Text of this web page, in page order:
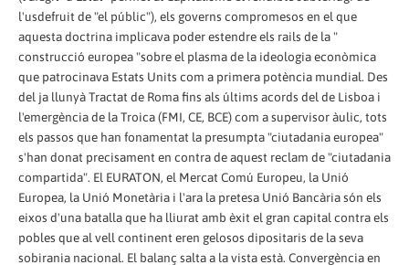
l'usdefruit de "el públic"), els governs compromesos en el que
aquesta doctrina implicava poder estendre els rails de la "
construcció europea "sobre el plasma de la ideologia econòmica
que patrocinava Estats Units com a primera potència mundial. Des
del ja llunyà Tractat de Roma fins als últims acords del de Lisboa i
l'emergència de la Troica (FMI, CE, BCE) com a supervisor àulic, tots
els passos que han fonamentat la presumpta "ciutadania europea"
s'han donat precisament en contra de aquest reclam de "ciutadania
compartida". El EURATON, el Mercat Comú Europeu, la Unió
Europea, la Unió Monetària i l'ara la pretesa Unió Bancària són els
eixos d'una batalla que ha lliurat amb èxit el gran capital contra els
pobles que al vell continent eren gelosos dipositaris de la seva
sobirania nacional. El balanç salta a la vista està. Convergència en